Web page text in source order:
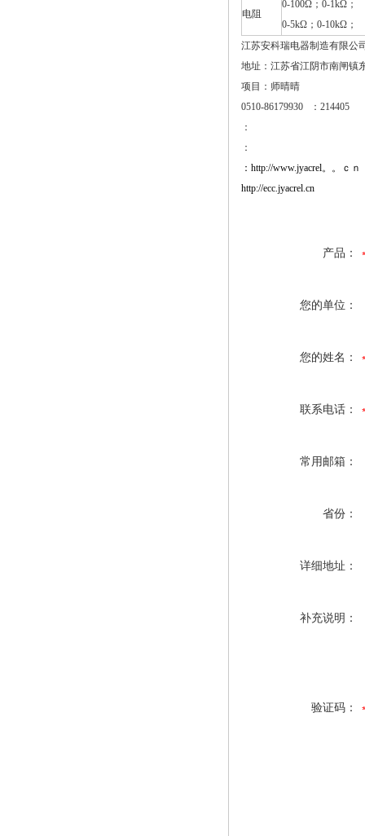
电阻
0-100Ω；0-1kΩ；
0-5kΩ；0-10kΩ；
江苏安科瑞电器制造有限公
地址：江苏省江阴市南闸镇
项目 ：师晴晴
0510-86179930 ： 214405
：
：
： http://www.jyacrel。。ｃｎ
http://ecc.jyacrel.cn
产品：
您的单位：
您的姓名：
联系电话：
常用邮箱：
省份：
详细地址：
补充说明：
验证码：